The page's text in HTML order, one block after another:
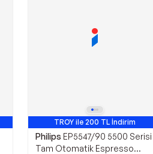
TROY ile 200 TL İndirim
En Çok Satan 1. Ürün
Philips EP5547/90 5500 Serisi
Tam Otomatik Espresso